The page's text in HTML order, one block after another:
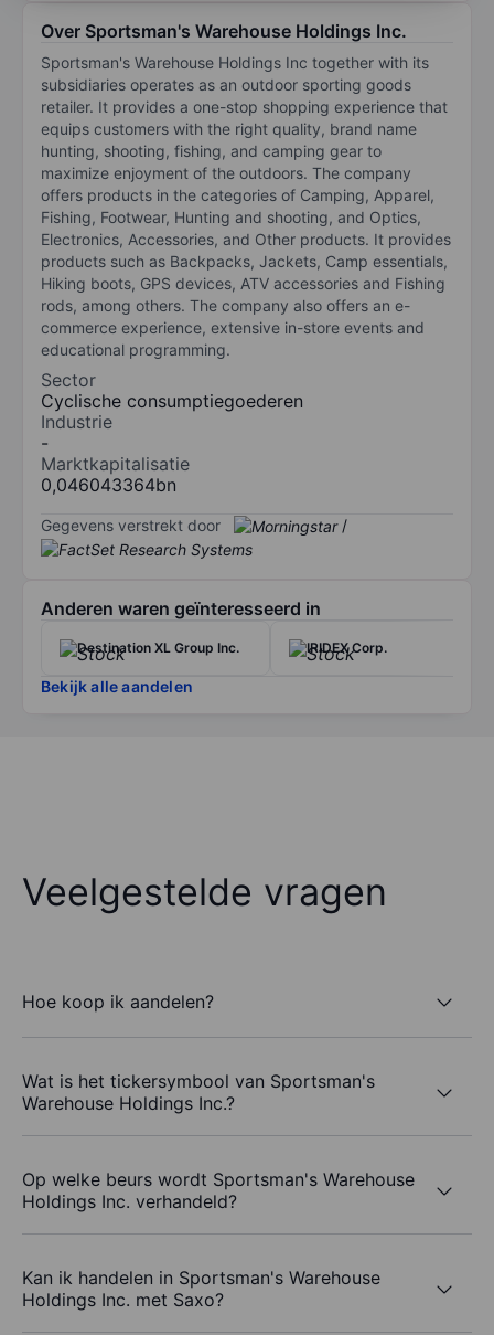
Over Sportsman's Warehouse Holdings Inc.
Sportsman's Warehouse Holdings Inc together with its
subsidiaries operates as an outdoor sporting goods
retailer. It provides a one-stop shopping experience that
equips customers with the right quality, brand name
hunting, shooting, fishing, and camping gear to
maximize enjoyment of the outdoors. The company
offers products in the categories of Camping, Apparel,
Fishing, Footwear, Hunting and shooting, and Optics,
Electronics, Accessories, and Other products. It provides
products such as Backpacks, Jackets, Camp essentials,
Hiking boots, GPS devices, ATV accessories and Fishing
rods, among others. The company also offers an e-
commerce experience, extensive in-store events and
educational programming.
Sector
Cyclische consumptiegoederen
Industrie
-
Marktkapitalisatie
0,046043364bn
Gegevens verstrekt door /
Anderen waren geïnteresseerd in
Destination XL Group Inc. IRIDEX Corp.
Bekijk alle aandelen
Veelgestelde vragen
Hoe koop ik aandelen?
Wat is het tickersymbool van Sportsman's
Warehouse Holdings Inc.?
Op welke beurs wordt Sportsman's Warehouse
Holdings Inc. verhandeld?
Kan ik handelen in Sportsman's Warehouse
Holdings Inc. met Saxo?